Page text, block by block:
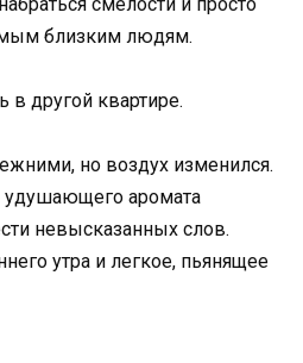
близким людям.
в другой квартире.
но воздух изменился.
аромата
невысказанных слов.
утра и легкое, пьянящее